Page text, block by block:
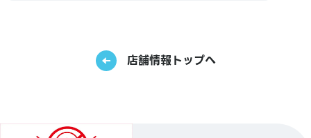
店舗情報トップへ